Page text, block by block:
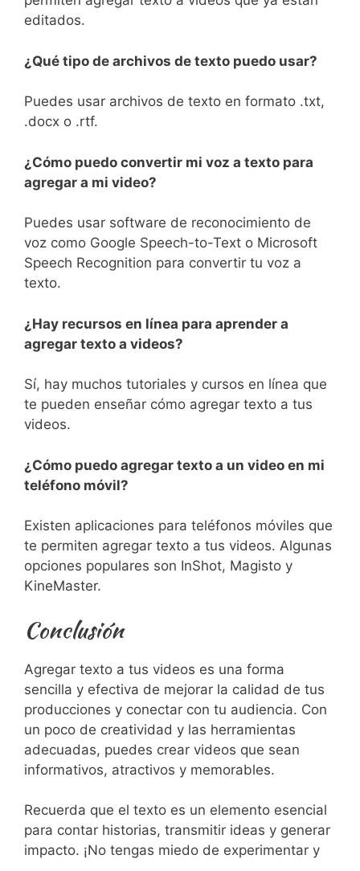
editados.
¿Qué tipo de archivos de texto puedo usar?
Puedes usar archivos de texto en formato .txt,
.docx o .rtf.
¿Cómo puedo convertir mi voz a texto para
agregar a mi video?
Puedes usar software de reconocimiento de
voz como Google Speech-to-Text o Microsoft
Speech Recognition para convertir tu voz a
texto.
¿Hay recursos en línea para aprender a
agregar texto a videos?
Sí, hay muchos tutoriales y cursos en línea que
te pueden enseñar cómo agregar texto a tus
videos.
¿Cómo puedo agregar texto a un video en mi
teléfono móvil?
Existen aplicaciones para teléfonos móviles que
te permiten agregar texto a tus videos. Algunas
opciones populares son InShot, Magisto y
KineMaster.
Conclusión
Agregar texto a tus videos es una forma
sencilla y efectiva de mejorar la calidad de tus
producciones y conectar con tu audiencia. Con
un poco de creatividad y las herramientas
adecuadas, puedes crear videos que sean
informativos, atractivos y memorables.
Recuerda que el texto es un elemento esencial
para contar historias, transmitir ideas y generar
impacto. ¡No tengas miedo de experimentar y